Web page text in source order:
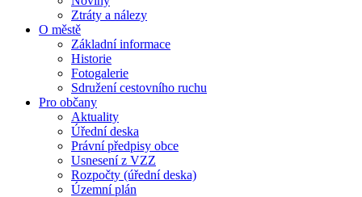
Ztráty a nálezy
O městě
Základní informace
Historie
Fotogalerie
Sdružení cestovního ruchu
Pro občany
Aktuality
Úřední deska
Právní předpisy obce
Usnesení z VZZ
Rozpočty (úřední deska)
Územní plán